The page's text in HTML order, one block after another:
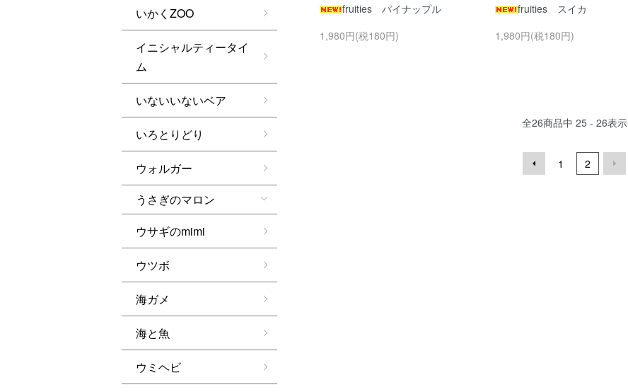
fruities パイナップル
1,980円(税180円)
fruities スイカ
1,980円(税180円)
全26商品中 25 - 26表示
1 2
いかくZOO
イニシャルティータイ
ム
いないいないベア
いろとりどり
ウォルガー
うさぎのマロン
ウサギのmimi
ウツボ
海ガメ
海と魚
ウミヘビ